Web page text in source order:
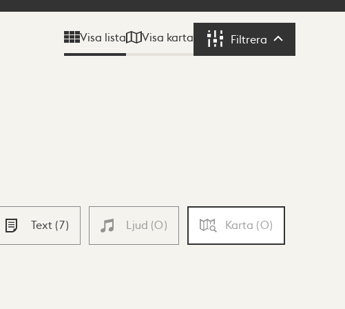
Visa lista Visa karta Filtrera Filtrera
Text (7) Ljud (0) Karta (0)